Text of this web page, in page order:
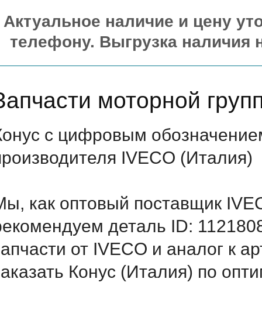
Актуальное наличие и цену
телефону. Выгрузка наличия
моторной
с цифровым
IVECO (Италия)
как оптовый поставщик
деталь ID:
от IVECO и аналог к
Конус (Италия) по